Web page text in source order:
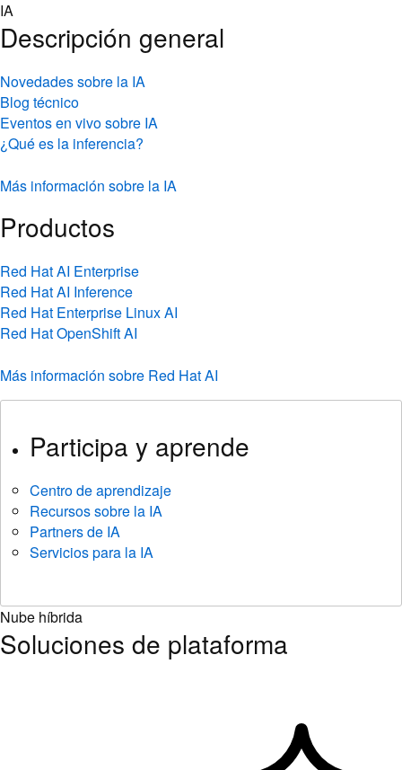
Skip
to
content
IA
Descripción general
Novedades sobre la IA
Blog técnico
Eventos en vivo sobre IA
¿Qué es la inferencia?
Más información sobre la IA
Productos
Red Hat AI Enterprise
Red Hat AI Inference
Red Hat Enterprise Linux AI
Red Hat OpenShift AI
Más información sobre Red Hat AI
Participa y aprende
Centro de aprendizaje
Recursos sobre la IA
Partners de IA
Servicios para la IA
Nube híbrida
Soluciones de plataforma